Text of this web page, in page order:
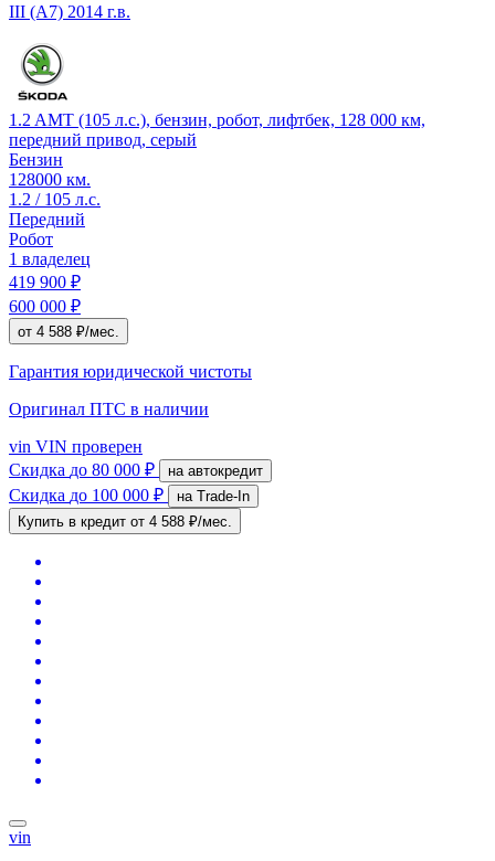
III (A7) 2014 г.в.
1.2 AMT (105 л.с.), бензин, робот, лифтбек, 128 000 км,
передний привод, серый
Бензин
128000 км.
1.2 / 105 л.с.
Передний
Робот
1 владелец
419 900 ₽
600 000 ₽
от 4 588 ₽/мес.
Гарантия юридической чистоты
Оригинал ПТС в наличии
vin VIN проверен
Скидка до 80 000 ₽ на автокредит
Скидка до 100 000 ₽
на Trade-In
Купить в кредит от 4 588 ₽/мес.
vin